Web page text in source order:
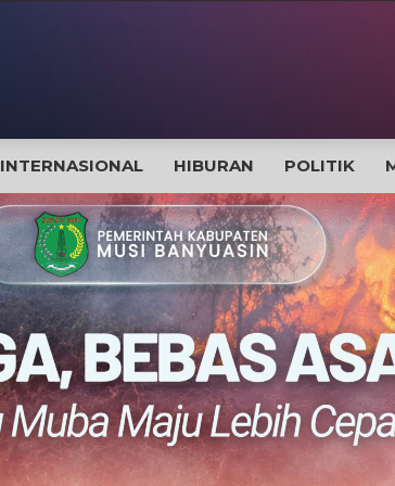
INTERNASIONAL HIBURAN POLITIK